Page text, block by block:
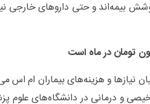
نیازها و هزینه‌های بیماران ام اس
و درمانی در دانشگاه‌های علوم